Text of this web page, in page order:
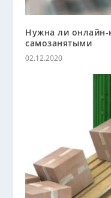
Нужна ли онлайн-
самозанятыми
02.12.2020